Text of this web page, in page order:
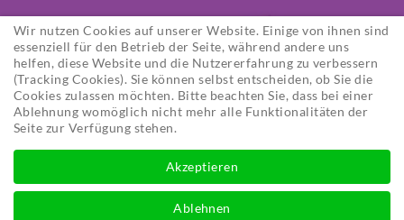
Wir nutzen Cookies auf unserer Website. Einige von ihnen sind
essenziell für den Betrieb der Seite, während andere uns
helfen, diese Website und die Nutzererfahrung zu verbessern
(Tracking Cookies). Sie können selbst entscheiden, ob Sie die
Cookies zulassen möchten. Bitte beachten Sie, dass bei einer
Ablehnung womöglich nicht mehr alle Funktionalitäten der
Seite zur Verfügung stehen.
Akzeptieren
Ablehnen